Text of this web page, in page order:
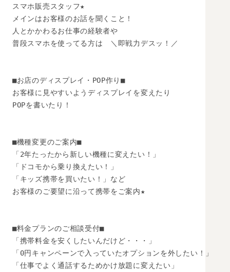
スマホ販売スタッフ★
メインはお客様のお話を聞くこと！
人とかかわるお仕事の経験者や
普段スマホを使ってる方は　＼即戦力デスッ！／
■お店のディスプレイ・POP作り■
お客様に見やすいようディスプレイを変えたり
POPを書いたり！
■機種変更のご案内■
「2年たったから新しい機種に変えたい！」
「ドコモから乗り換えたい！」
「キッズ携帯を買いたい！」など
お客様のご要望に沿って携帯をご案内★
■料金プランのご相談受付■
「携帯料金を安くしたいんだけど・・・」
「0円キャンペーンで入っていたオプションを外したい！」
「仕事でよく通話するためかけ放題に変えたい」